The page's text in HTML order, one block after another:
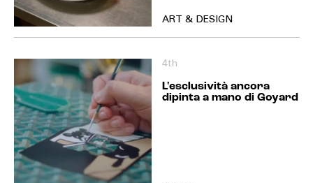
ART & DESIGN
4th
L'esclusività ancora
dipinta a mano di Goyard